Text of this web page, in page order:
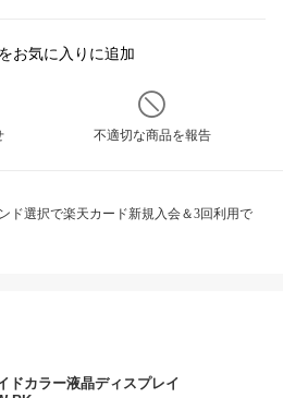
お気に入りに追加
不適切な商品を報告
ド選択で楽天カード新規入会＆3回利用で
ドカラー液晶ディスプレイ